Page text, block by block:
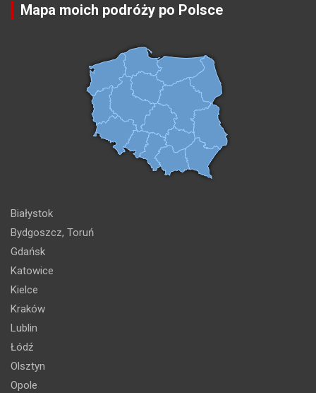
Mapa moich podróży po Polsce
Białystok
Bydgoszcz, Toruń
Gdańsk
Katowice
Kielce
Kraków
Lublin
Łódź
Olsztyn
Opole